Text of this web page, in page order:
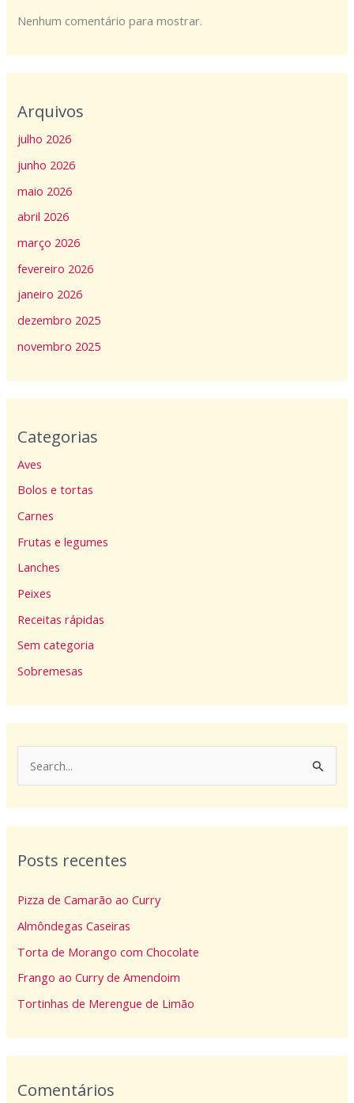
Nenhum comentário para mostrar.
Arquivos
julho 2026
junho 2026
maio 2026
abril 2026
março 2026
fevereiro 2026
janeiro 2026
dezembro 2025
novembro 2025
Categorias
Aves
Bolos e tortas
Carnes
Frutas e legumes
Lanches
Peixes
Receitas rápidas
Sem categoria
Sobremesas
u
s
a
r
p
o
Posts recentes
Pizza de Camarão ao Curry
Almôndegas Caseiras
Torta de Morango com Chocolate
Frango ao Curry de Amendoim
Tortinhas de Merengue de Limão
Comentários